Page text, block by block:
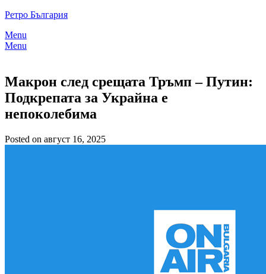
Skip
content
Ретро България
Menu
Menu
Макрон след срещата Тръмп – Путин:
Подкрепата за Украйна е
непоколебима
Posted on август 16, 2025